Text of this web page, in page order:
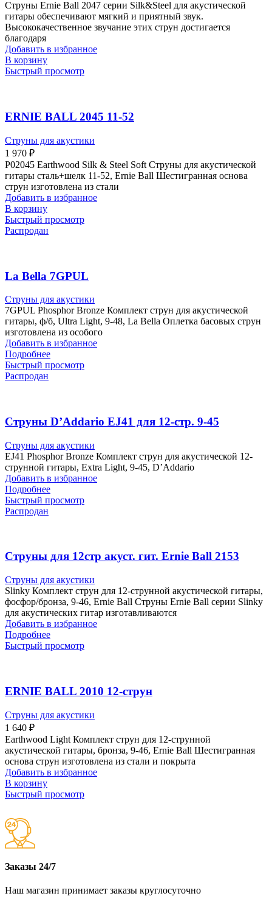
Струны Ernie Ball 2047 серии Silk&Steel для акустической
гитары обеспечивают мягкий и приятный звук.
Высококачественное звучание этих струн достигается
благодаря
Добавить в избранное
В корзину
Быстрый просмотр
ERNIE BALL 2045 11-52
Струны для акустики
1 970 ₽
P02045 Earthwood Silk & Steel Soft Струны для акустической
гитары сталь+шелк 11-52, Ernie Ball Шестигранная основа
струн изготовлена из стали
Добавить в избранное
В корзину
Быстрый просмотр
Распродан
La Bella 7GPUL
Струны для акустики
7GPUL Phosphor Bronze Комплект струн для акустической
гитары, ф/б, Ultra Light, 9-48, La Bella Оплетка басовых струн
изготовлена из особого
Добавить в избранное
Подробнее
Быстрый просмотр
Распродан
Струны D’Addariо EJ41 для 12-стр. 9-45
Струны для акустики
EJ41 Phosphor Bronze Комплект струн для акустической 12-
струнной гитары, Extra Light, 9-45, D’Addario
Добавить в избранное
Подробнее
Быстрый просмотр
Распродан
Cтруны для 12стр акуст. гит. Ernie Ball 2153
Струны для акустики
Slinky Комплект струн для 12-струнной акустической гитары,
фосфор/бронза, 9-46, Ernie Ball Струны Ernie Ball серии Slinky
для акустических гитар изготавливаются
Добавить в избранное
Подробнее
Быстрый просмотр
ERNIE BALL 2010 12-струн
Струны для акустики
1 640 ₽
Earthwood Light Комплект струн для 12-струнной
акустической гитары, бронза, 9-46, Ernie Ball Шестигранная
основа струн изготовлена из стали и покрыта
Добавить в избранное
В корзину
Быстрый просмотр
Заказы 24/7
Наш магазин принимает заказы круглосуточно